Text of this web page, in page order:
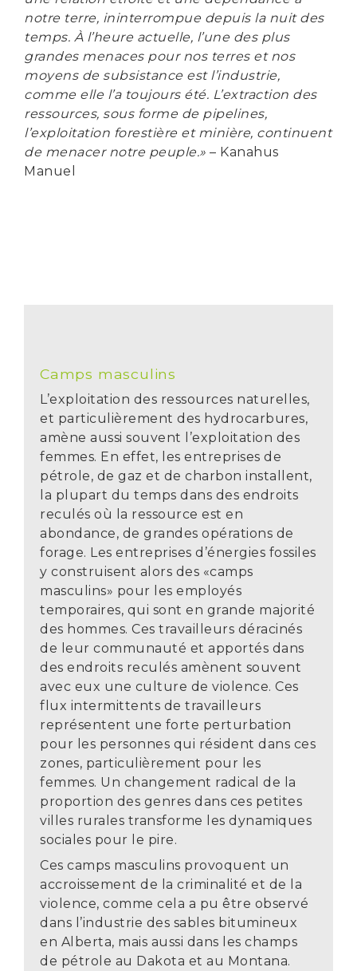
notre terre, ininterrompue depuis la nuit des
temps. À l’heure actuelle, l’une des plus
grandes menaces pour nos terres et nos
moyens de subsistance est l’industrie,
comme elle l’a toujours été. L’extraction des
ressources, sous forme de pipelines,
l’exploitation forestière et minière, continuent
de menacer notre peuple.» – Kanahus
Manuel
Camps masculins
L’exploitation des ressources naturelles,
et particulièrement des hydrocarbures,
amène aussi souvent l’exploitation des
femmes. En effet, les entreprises de
pétrole, de gaz et de charbon installent,
la plupart du temps dans des endroits
reculés où la ressource est en
abondance, de grandes opérations de
forage. Les entreprises d’énergies fossiles
y construisent alors des «camps
masculins» pour les employés
temporaires, qui sont en grande majorité
des hommes. Ces travailleurs déracinés
de leur communauté et apportés dans
des endroits reculés amènent souvent
avec eux une culture de violence. Ces
flux intermittents de travailleurs
représentent une forte perturbation
pour les personnes qui résident dans ces
zones, particulièrement pour les
femmes. Un changement radical de la
proportion des genres dans ces petites
villes rurales transforme les dynamiques
sociales pour le pire.
Ces camps masculins provoquent un
accroissement de la criminalité et de la
violence, comme cela a pu être observé
dans l’industrie des sables bitumineux
en Alberta, mais aussi dans les champs
de pétrole au Dakota et au Montana.